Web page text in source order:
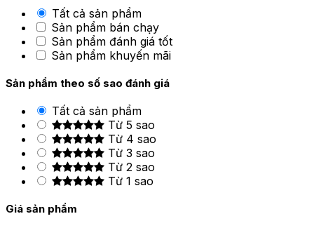
Tất cả sản phẩm
Sản phẩm bán chạy
Sản phẩm đánh giá tốt
Sản phẩm khuyến mãi
Sản phẩm theo số sao đánh giá
Tất cả sản phẩm
Từ 5 sao
Từ 4 sao
Từ 3 sao
Từ 2 sao
Từ 1 sao
Giá sản phẩm